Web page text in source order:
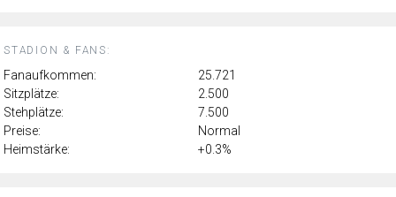
STADION & FANS:
Fanaufkommen:
25.721
Sitzplätze:
2.500
Stehplätze:
7.500
Preise:
Normal
Heimstärke:
+0.3%